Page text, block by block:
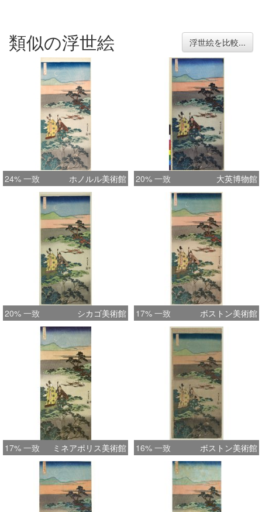
類似の浮世絵 浮世絵を比較...
24% 一致 ホノルル美術館 20% 一致 大英博物館
20% 一致 シカゴ美術館 17% 一致 ボストン美術館
17% 一致 ミネアポリス美術館 16% 一致 ボストン美術館